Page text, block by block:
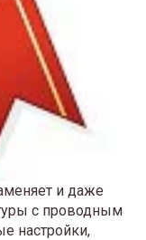
и даже
с проводным
настройки,